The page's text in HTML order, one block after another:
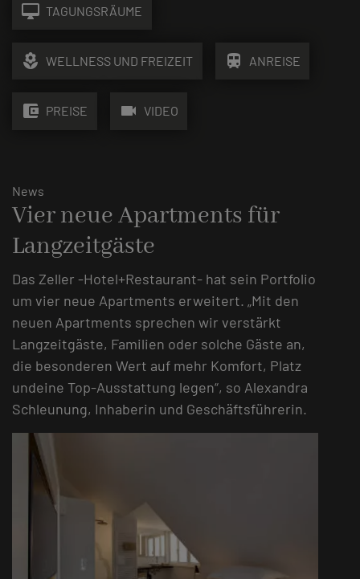
desktop_mac TAGUNGSRÄUME
local_florist WELLNESS UND FREIZEIT train ANREISE
account_balance_wallet PREISE videocam VIDEO
News
Vier neue Apartments für
Langzeitgäste
Das Zeller -Hotel+Restaurant- hat sein Portfolio
um vier neue Apartments erweitert. „Mit den
neuen Apartments sprechen wir verstärkt
Langzeitgäste, Familien oder solche Gäste an,
die besonderen Wert auf mehr Komfort, Platz
undeine Top-Ausstattung legen“, so Alexandra
Schleunung, Inhaberin und Geschäftsführerin.